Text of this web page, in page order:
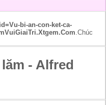
bi-an-con-ket-ca-
.Chúc
- Alfred